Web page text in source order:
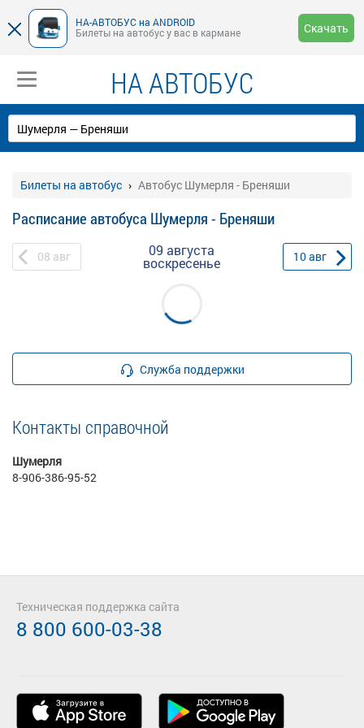
НА-АВТОБУС на ANDROID
Билеты на автобус у вас в кармане
Скачать
НА АВТОБУС
Билеты на автобус Автобус Шумерля - Бреняши
Расписание автобуса Шумерля - Бреняши
08 авг 09 августа
воскресенье 10авг
Служба поддержки
Контакты справочной
Шумерля
8-906-386-95-52
Техническая поддержка сайта
8 800 600-03-38